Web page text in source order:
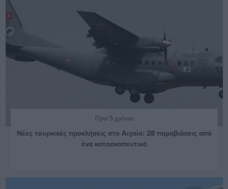
Πριν 5 χρόνια
Νέες τουρκικές προκλήσεις στο Αιγαίο: 28 παραβιάσεις από
ένα κατασκοπευτικό